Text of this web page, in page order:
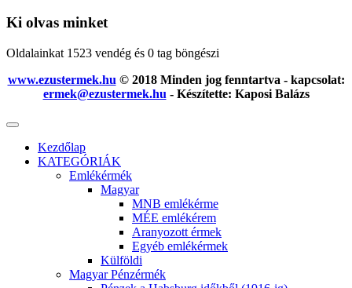
Ki olvas minket
Oldalainkat 1523 vendég és 0 tag böngészi
www.ezustermek.hu © 2018 Minden jog fenntartva - kapcsolat:
ermek@ezustermek.hu - Készítette: Kaposi Balázs
Kezdőlap
KATEGÓRIÁK
Emlékérmék
Magyar
MNB emlékérme
MÉE emlékérem
Aranyozott érmek
Egyéb emlékérmek
Külföldi
Magyar Pénzérmék